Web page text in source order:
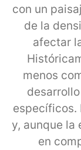
con un
de la
afectar
menos
específicos.
y, aunque la
en